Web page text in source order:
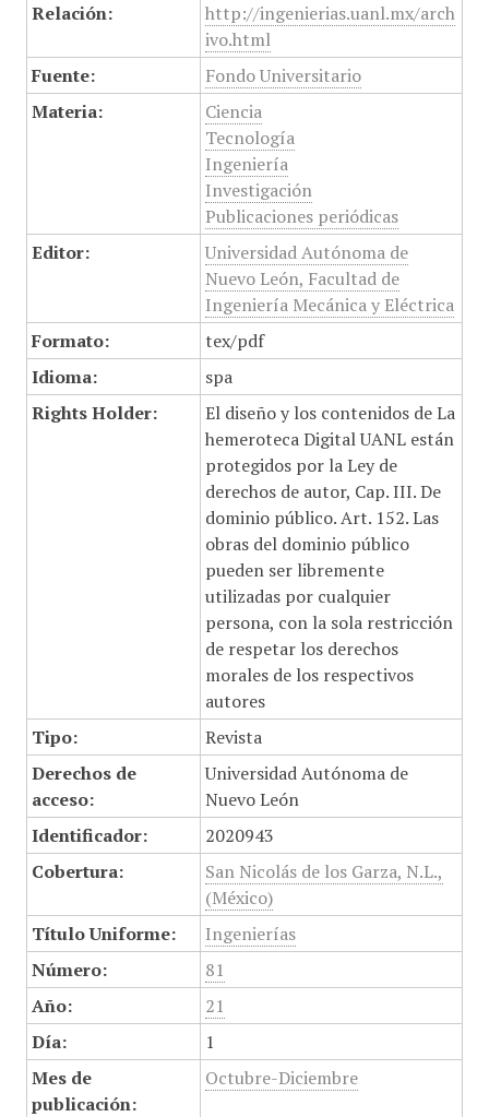
Relación:
http://ingenierias.uanl.mx/arch
ivo.html
Fuente:
Fondo Universitario
Materia:
Ciencia
Tecnología
Ingeniería
Investigación
Publicaciones periódicas
Editor:
Universidad Autónoma de
Nuevo León, Facultad de
Ingeniería Mecánica y Eléctrica
Formato:
tex/pdf
Idioma:
spa
Rights Holder:
El diseño y los contenidos de La
hemeroteca Digital UANL están
protegidos por la Ley de
derechos de autor, Cap. III. De
dominio público. Art. 152. Las
obras del dominio público
pueden ser libremente
utilizadas por cualquier
persona, con la sola restricción
de respetar los derechos
morales de los respectivos
autores
Tipo:
Revista
Derechos de
acceso:
Universidad Autónoma de
Nuevo León
Identificador:
2020943
Cobertura:
San Nicolás de los Garza, N.L.,
(México)
Título Uniforme:
Ingenierías
Número:
81
Año:
21
Día:
1
Mes de
publicación:
Octubre-Diciembre